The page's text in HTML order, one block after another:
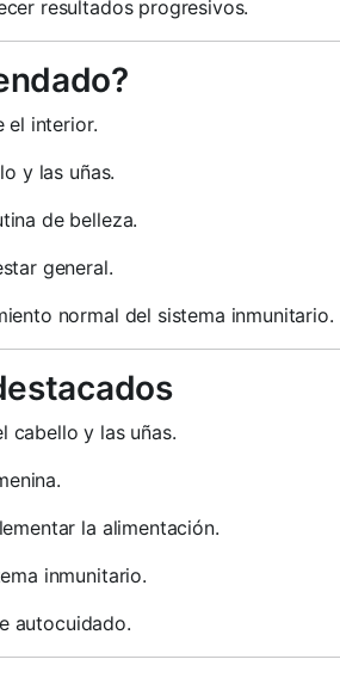
resultados progresivos.
el interior.
y las uñas.
de belleza.
general.
normal del sistema inmunitario.
cabello y las uñas.
la alimentación.
inmunitario.
autocuidado.